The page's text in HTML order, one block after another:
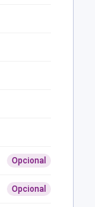
Opcional
Opcional